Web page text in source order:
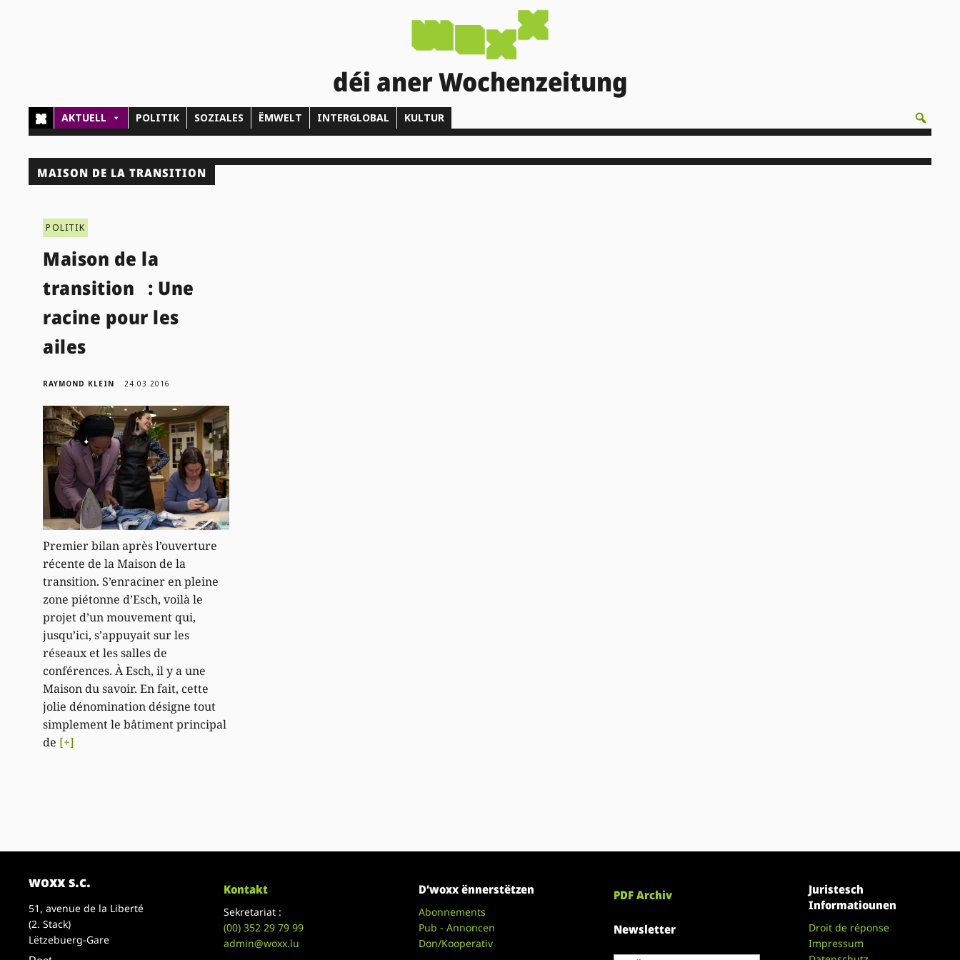
déi aner Wochenzeitung
AKTUELL POLITIK SOZIALES ËMWELT INTERGLOBAL KULTUR
MAISON DE LA TRANSITION
POLITIK
Maison de la
transition : Une
racine pour les
ailes
RAYMOND KLEIN 24.03.2016
Premier bilan après l’ouverture
récente de la Maison de la
transition. S’enraciner en pleine
zone piétonne d’Esch, voilà le
projet d’un mouvement qui,
jusqu’ici, s’appuyait sur les
réseaux et les salles de
conférences. À Esch, il y a une
Maison du savoir. En fait, cette
jolie dénomination désigne tout
simplement le bâtiment principal
de [+]
woxx s.c.
51, avenue de la Liberté
(2. Stack)
Lëtzebuerg-Gare
Kontakt
Sekretariat :
(00)352 29 79 99
admin@woxx.lu
D’woxx ënnerstëtzen
Abonnements
Pub - Annoncen
Don/Kooperativ
PDF Archiv
Newsletter
Juristesch
Informatiounen
Droit de réponse
Impressum